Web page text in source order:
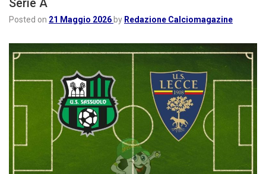
Serie A
Posted on 21 Maggio 2026 by Redazione Calciomagazine